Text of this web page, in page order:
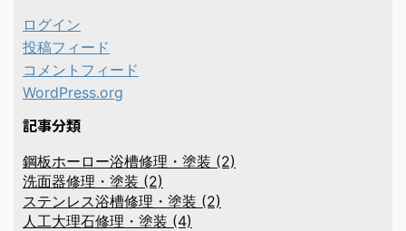
ログイン
投稿フィード
コメントフィード
WordPress.org
記事分類
鋼板ホーロー浴槽修理・塗装 (2)
洗面器修理・塗装 (2)
ステンレス浴槽修理・塗装 (2)
人工大理石修理・塗装 (4)